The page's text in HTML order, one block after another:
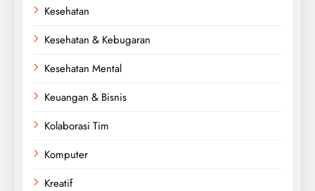
Kesehatan
Kesehatan & Kebugaran
Kesehatan Mental
Keuangan & Bisnis
Kolaborasi Tim
Komputer
Kreatif